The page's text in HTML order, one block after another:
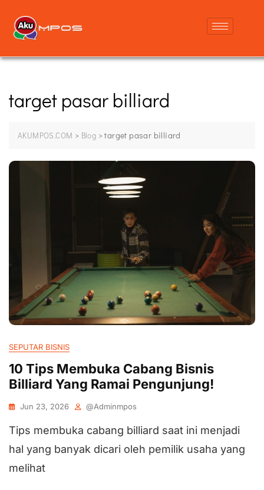
target pasar billiard
AKUMPOS.COM > Blog >target pasar billiard
SEPUTAR BISNIS
10 Tips Membuka Cabang Bisnis
Billiard Yang Ramai Pengunjung!
Jun 23, 2026 @adminmpos
Tips membuka cabang billiard saat ini menjadi
hal yang banyak dicari oleh pemilik usaha yang
melihat